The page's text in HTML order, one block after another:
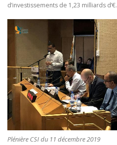
d’investissements de 1,23 milliards d’€.
Plénière CSI du 11 décembre 2019